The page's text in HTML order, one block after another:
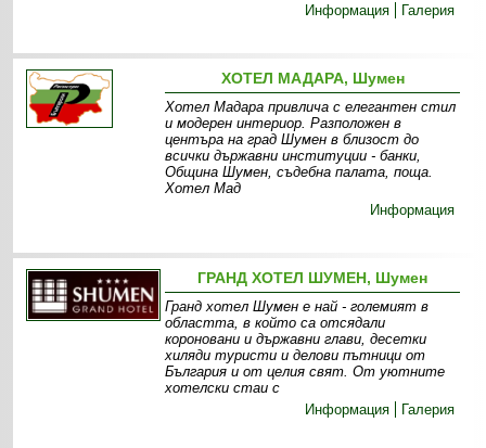
Информация
Галерия
ХОТЕЛ МАДАРА, Шумен
Хотел Мадара привлича с елегантен стил
и модерен интериор. Разположен в
центъра на град Шумен в близост до
всички държавни институции - банки,
Община Шумен, съдебна палата, поща.
Хотел Мад
Информация
ГРАНД ХОТЕЛ ШУМЕН, Шумен
Гранд хотел Шумен е най - големият в
областта, в който са отсядали
короновани и държавни глави, десетки
хиляди туристи и делови пътници от
България и от целия свят. От уютните
хотелски стаи с
Информация
Галерия